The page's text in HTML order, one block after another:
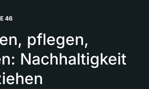
46
pflegen,
Nachhaltigkeit